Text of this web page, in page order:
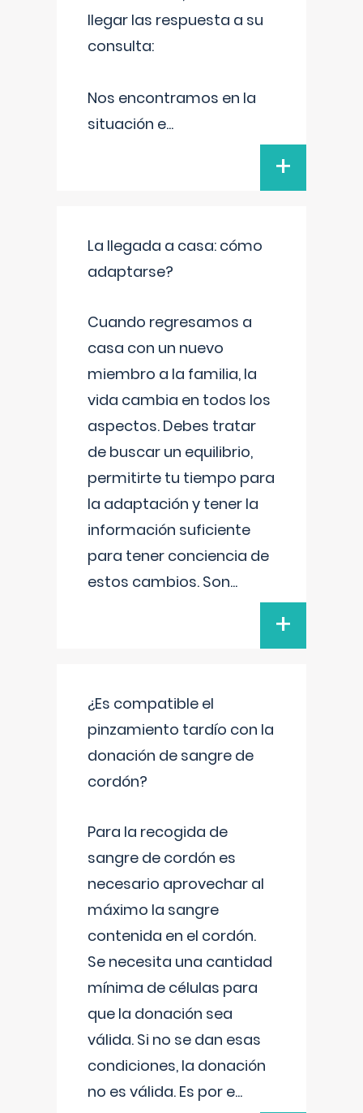
llegar las respuesta a su
consulta:
Nos encontramos en la
situación e...
+
La llegada a casa: cómo
adaptarse?
Cuando regresamos a
casa con un nuevo
miembro a la familia, la
vida cambia en todos los
aspectos. Debes tratar
de buscar un equilibrio,
permitirte tu tiempo para
la adaptación y tener la
información suficiente
para tener conciencia de
estos cambios. Son...
+
¿Es compatible el
pinzamiento tardío con la
donación de sangre de
cordón?
Para la recogida de
sangre de cordón es
necesario aprovechar al
máximo la sangre
contenida en el cordón.
Se necesita una cantidad
mínima de células para
que la donación sea
válida. Si no se dan esas
condiciones, la donación
no es válida. Es por e...